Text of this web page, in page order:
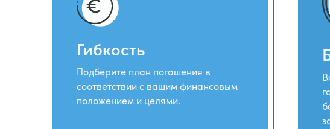
Гибкость
Подберите план погашения в
соответствии с вашим финансовым
положением и целями.